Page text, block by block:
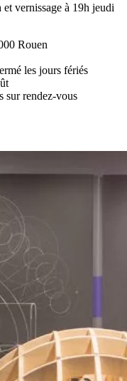
et vernissage à 19h jeudi
Rouen
les jours fériés
sur rendez-vous